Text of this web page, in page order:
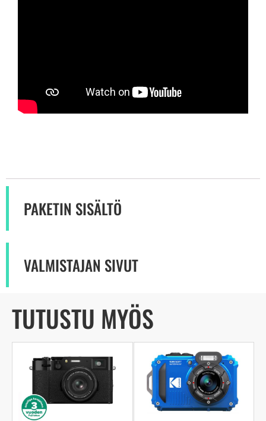
PAKETIN SISÄLTÖ
VALMISTAJAN SIVUT
TUTUSTU MYÖS